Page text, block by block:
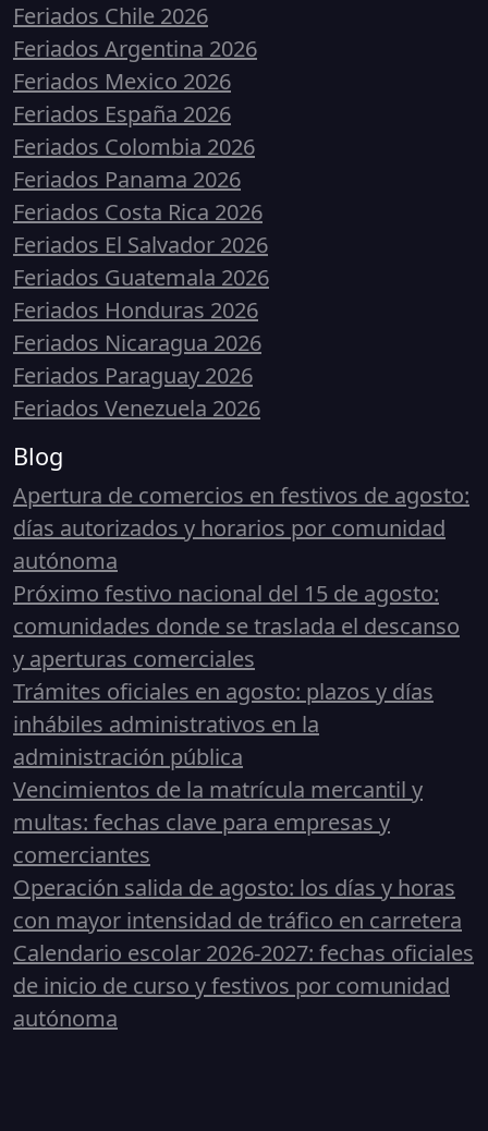
Feriados Chile 2026
Feriados Argentina 2026
Feriados Mexico 2026
Feriados España 2026
Feriados Colombia 2026
Feriados Panama 2026
Feriados Costa Rica 2026
Feriados El Salvador 2026
Feriados Guatemala 2026
Feriados Honduras 2026
Feriados Nicaragua 2026
Feriados Paraguay 2026
Feriados Venezuela 2026
Blog
Apertura de comercios en festivos de agosto:
días autorizados y horarios por comunidad
autónoma
Próximo festivo nacional del 15 de agosto:
comunidades donde se traslada el descanso
y aperturas comerciales
Trámites oficiales en agosto: plazos y días
inhábiles administrativos en la
administración pública
Vencimientos de la matrícula mercantil y
multas: fechas clave para empresas y
comerciantes
Operación salida de agosto: los días y horas
con mayor intensidad de tráfico en carretera
Calendario escolar 2026-2027: fechas oficiales
de inicio de curso y festivos por comunidad
autónoma